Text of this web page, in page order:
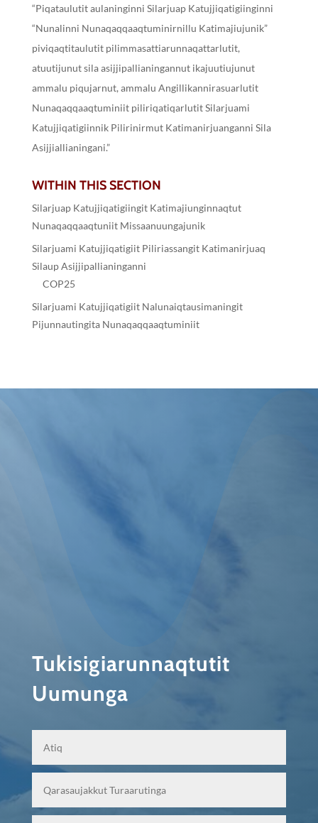
“Piqataulutit aulaninginni Silarjuap Katujjiqatigiinginni
“Nunalinni Nunaqaqqaaqtuminirnillu Katimajiujunik”
piviqaqtitaulutit pilimmasattiarunnaqattarlutit,
atuutijunut sila asijjipallianingannut ikajuutiujunut
ammalu piqujarnut, ammalu Angillikannirasuarlutit
Nunaqaqqaaqtuminiit piliriqatiqarlutit Silarjuami
Katujjiqatigiinnik Pilirinirmut Katimanirjuanganni Sila
Asijjiallianingani.”
WITHIN THIS SECTION
Silarjuap Katujjiqatigiingit Katimajiunginnaqtut
Nunaqaqqaaqtuniit Missaanuungajunik
Silarjuami Katujjiqatigiit Piliriassangit Katimanirjuaq
Silaup Asijjipallianinganni
COP25
Silarjuami Katujjiqatigiit Nalunaiqtausimaningit
Pijunnautingita Nunaqaqqaaqtuminiit
Tukisigiarunnaqtutit
Uumunga